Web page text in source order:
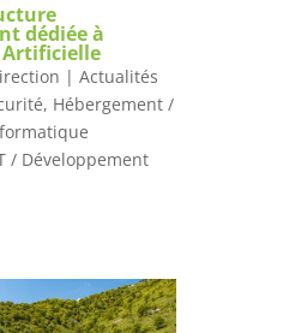
dédiée à
Artificielle
| Actualités
, Hébergement /
/ Développement